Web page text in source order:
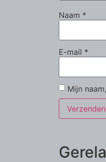
Naam *
E-mail *
Mijn